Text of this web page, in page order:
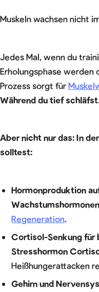
Muskeln wachsen nicht
Jedes Mal, wenn du
Erholungsphase
Prozess sorgt für
Während du tief
Aber nicht nur das: In
solltest:
Hormonproduktion
Regeneration.
Cortisol-Senkung für
Stresshormon
Heißhungerattacken
Gehirn und